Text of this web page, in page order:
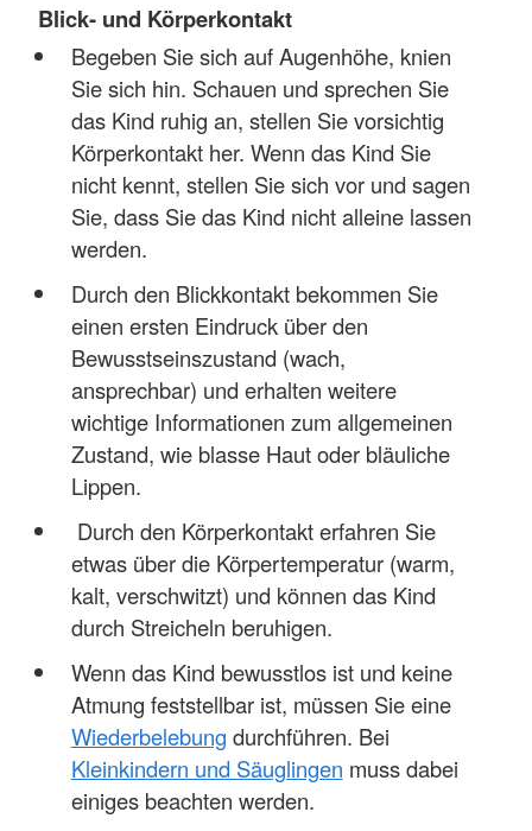
Blick- und Körperkontakt
Begeben Sie sich auf Augenhöhe, knien
Sie sich hin. Schauen und sprechen Sie
das Kind ruhig an, stellen Sie vorsichtig
Körperkontakt her. Wenn das Kind Sie
nicht kennt, stellen Sie sich vor und sagen
Sie, dass Sie das Kind nicht alleine lassen
werden.
Durch den Blickkontakt bekommen Sie
einen ersten Eindruck über den
Bewusstseinszustand (wach,
ansprechbar) und erhalten weitere
wichtige Informationen zum allgemeinen
Zustand, wie blasse Haut oder bläuliche
Lippen.
Durch den Körperkontakt erfahren Sie
etwas über die Körpertemperatur (warm,
kalt, verschwitzt) und können das Kind
durch Streicheln beruhigen.
Wenn das Kind bewusstlos ist und keine
Atmung feststellbar ist, müssen Sie eine
Wiederbelebung durchführen. Bei
Kleinkindern und Säuglingen muss dabei
einiges beachten werden.